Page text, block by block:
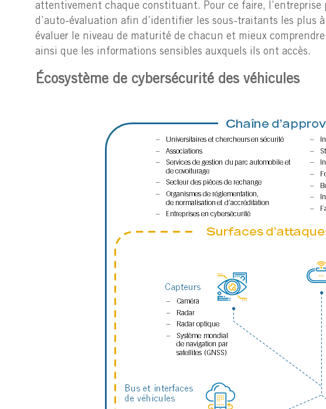
attentivement chaque constituant. Pour ce faire, l’entreprise
d’auto-évaluation afin d’identifier les sous-traitants les plus
évaluer le niveau de maturité de chacun et mieux
ainsi que les informations sensibles auxquels ils ont accès.
Écosystème de cybersécurité des véhicules